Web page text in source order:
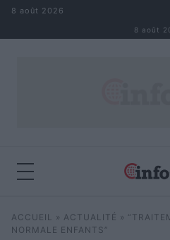
Aller au contenu
8 août 2026
8 août
Rechercher
ACCUEIL » ACTUALITÉ »
NORMALE ENFANTS”